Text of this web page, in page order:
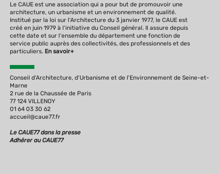
Le CAUE est une association qui a pour but de promouvoir une
architecture, un urbanisme et un environnement de qualité.
Institué par la loi sur l‘Architecture du 3 janvier 1977, le CAUE est
créé en juin 1979 à l‘initiative du Conseil général. Il assure depuis
cette date et sur l‘ensemble du département une fonction de
service public auprès des collectivités, des professionnels et des
particuliers. En savoir+
Conseil d'Architecture, d'Urbanisme et de l'Environnement de Seine-et-
Marne
2 rue de la Chaussée de Paris
77 124 VILLENOY
01 64 03 30 62
accueil@caue77.fr
Le CAUE77 dans la presse
Adhérer au CAUE77